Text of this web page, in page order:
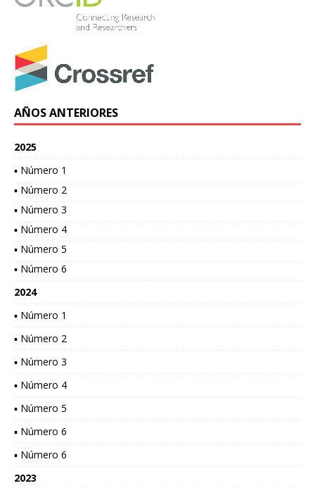
AÑOS ANTERIORES
2025
▪ Número 1
▪ Número 2
▪ Número 3
▪ Número 4
▪ Número 5
▪ Número 6
2024
▪ Número 1
▪ Número 2
▪ Número 3
▪ Número 4
▪ Número 5
▪ Número 6
▪ Número 6
2023